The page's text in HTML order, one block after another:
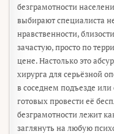
безграмотности
выбирают специалиста
нравственности,
зачастую, просто по
цене. Настолько это
хирурга для серьёзной
в соседнем подъезде
готовых провести её
безграмотности лежит
заглянуть на любую